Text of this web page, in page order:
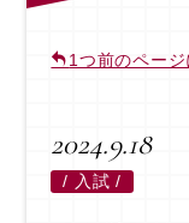
1つ前のページ
2024.9.18
/ 入試 /